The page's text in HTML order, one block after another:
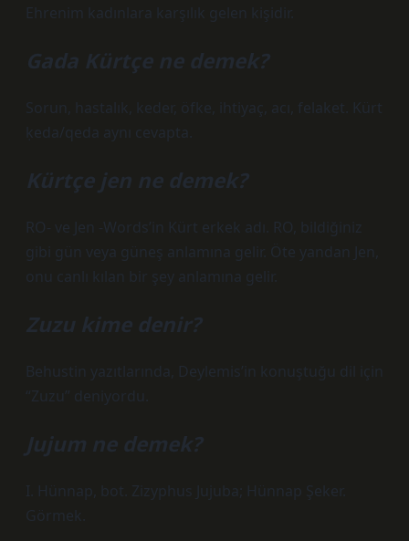
Ehrenim kadınlara karşılık gelen kişidir.
Gada Kürtçe ne demek?
Sorun, hastalık, keder, öfke, ihtiyaç, acı, felaket. Kürt
ḳeda/qeda aynı cevapta.
Kürtçe jen ne demek?
RO- ve Jen -Words’in Kürt erkek adı. RO, bildiğiniz
gibi gün veya güneş anlamına gelir. Öte yandan Jen,
onu canlı kılan bir şey anlamına gelir.
Zuzu kime denir?
Behustin yazıtlarında, Deylemis’in konuştuğu dil için
“Zuzu” deniyordu.
Jujum ne demek?
I. Hünnap, bot. Zizyphus Jujuba; Hünnap Şeker.
Görmek.